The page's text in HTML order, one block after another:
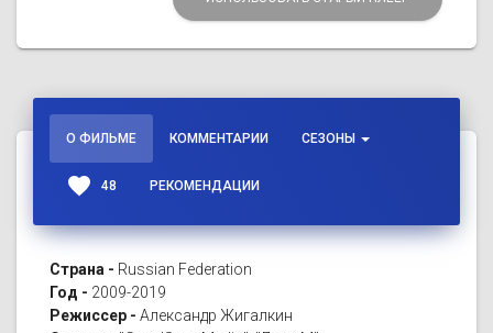
О ФИЛЬМЕ КОММЕНТАРИИ СЕЗОНЫ
favorite 48 РЕКОМЕНДАЦИИ
Страна - Russian Federation
Год - 2009-2019
Режиссер - Александр Жигалкин